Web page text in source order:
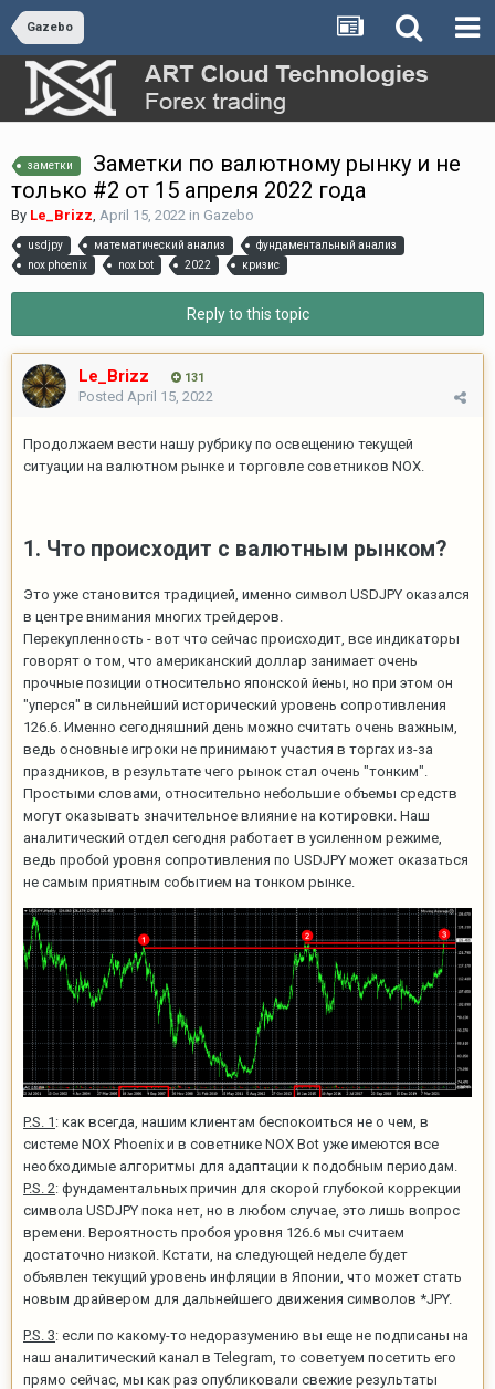
Gazebo
заметки
Заметки по валютному рынку и не
только #2 от 15 апреля 2022 года
By Le_Brizz, April 15, 2022 in Gazebo
usdjpy математический анализ
фундаментальный анализ
nox phoenix
nox bot 2022 кризис
Reply to this topic
Le_Brizz 131
Posted April 15, 2022
Продолжаем вести нашу рубрику по освещению текущей
ситуации на валютном рынке и торговле советников NOX.
1. Что происходит с валютным рынком?
Это уже становится традицией, именно символ USDJPY оказался
в центре внимания многих трейдеров.
Перекупленность - вот что сейчас происходит, все индикаторы
говорят о том, что американский доллар занимает очень
прочные позиции относительно японской йены, но при этом он
"уперся" в сильнейший исторический уровень сопротивления
126.6. Именно сегодняшний день можно считать очень важным,
ведь основные игроки не принимают участия в торгах из-за
праздников, в результате чего рынок стал очень "тонким".
Простыми словами, относительно небольшие объемы средств
могут оказывать значительное влияние на котировки. Наш
аналитический отдел сегодня работает в усиленном режиме,
ведь пробой уровня сопротивления по USDJPY может оказаться
не самым приятным событием на тонком рынке.
P.S. 1 : как всегда, нашим клиентам беспокоиться не о чем, в
системе NOX Phoenix и в советнике NOX Bot уже имеются все
необходимые алгоритмы для адаптации к подобным периодам.
P.S. 2: фундаментальных причин для скорой глубокой коррекции
символа USDJPY пока нет, но в любом случае, это лишь вопрос
времени. Вероятность пробоя уровня 126.6 мы считаем
достаточно низкой. Кстати, на следующей неделе будет
объявлен текущий уровень инфляции в Японии, что может стать
новым драйвером для дальнейшего движения символов *JPY.
P.S. 3: если по какому-то недоразумению вы еще не подписаны на
наш аналитический канал в Telegram, то советуем посетить его
прямо сейчас, мы как раз опубликовали свежие результаты